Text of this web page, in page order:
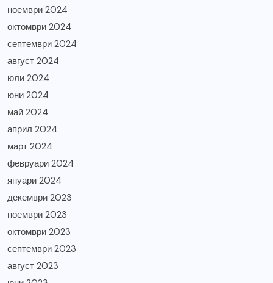
ноември 2024
октомври 2024
септември 2024
август 2024
юли 2024
юни 2024
май 2024
април 2024
март 2024
февруари 2024
януари 2024
декември 2023
ноември 2023
октомври 2023
септември 2023
август 2023